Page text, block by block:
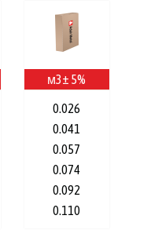
м3± 5%
0.026
0.041
0.057
0.074
0.092
0.110